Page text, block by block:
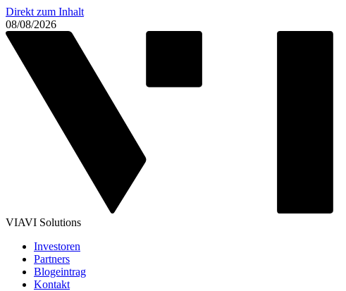
Direkt zum Inhalt
08/08/2026
VIAVI Solutions
Investoren
Partners
Blogeintrag
Kontakt